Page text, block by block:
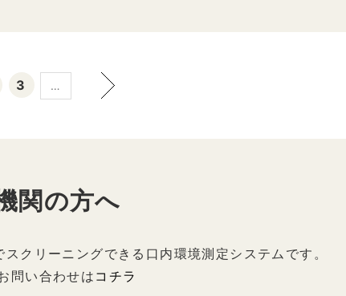
3 …
関の方へ
クリーニングできる口内環境測定システムです。
問い合わせは コチラ